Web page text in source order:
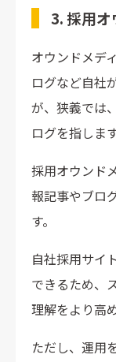
3. 採用
オウンドメデ
ログなど自社
が、狭義では
ログを指します
採用オウンド
報記事やブロ
す。
自社採用サイ
できるため、
理解をより高
ただし、運用